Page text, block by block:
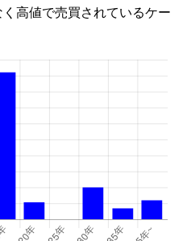
高値で売買されているケー